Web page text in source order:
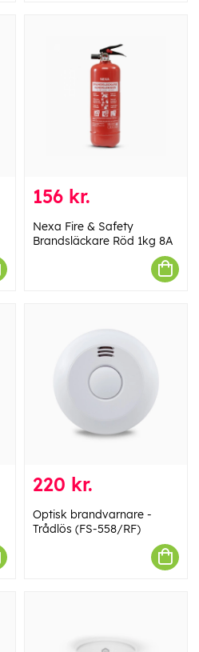
156 kr.
Nexa Fire & Safety
Brandsläckare Röd 1kg 8A
220 kr.
Optisk brandvarnare -
Trådlös (FS-558/RF)